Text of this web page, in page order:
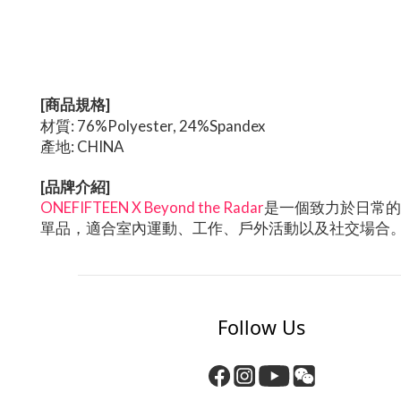
[商品規格]
材質: 76%Polyester, 24%Spandex
產地: CHINA
[品牌介紹]
ONEFIFTEEN X Beyond the Radar是一個致力於日常
單品，適合室內運動、工作、戶外活動以及社交場合
Follow Us